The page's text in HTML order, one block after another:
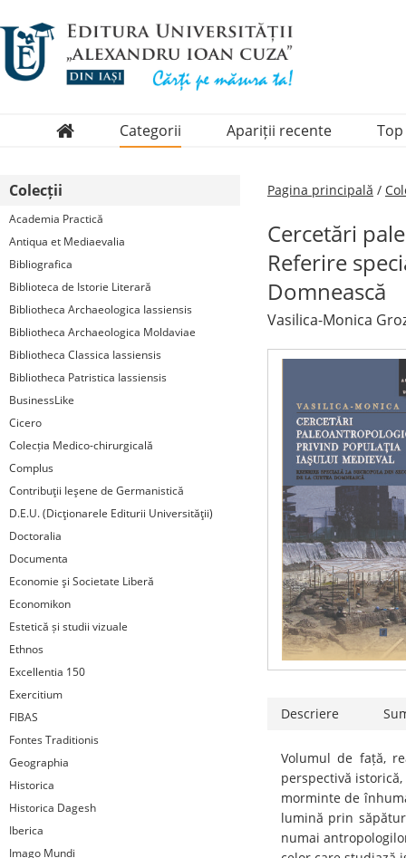
Categorii Apariții recente Top
Colecții
Academia Practică
Antiqua et Mediaevalia
Bibliografica
Biblioteca de Istorie Literară
Bibliotheca Archaeologica Iassiensis
Bibliotheca Archaeologica Moldaviae
Bibliotheca Classica Iassiensis
Bibliotheca Patristica Iassiensis
BusinessLike
Cicero
Colecția Medico-chirurgicală
Complus
Contribuţii Ieşene de Germanistică
D.E.U. (Dicţionarele Editurii Universităţii)
Doctoralia
Documenta
Economie şi Societate Liberă
Economikon
Estetică și studii vizuale
Ethnos
Excellentia 150
Exercitium
FIBAS
Fontes Traditionis
Geographia
Historica
Historica Dagesh
Iberica
Imago Mundi
Pagina principală /
Cercetări
Referire
Domnească
Vasilica-Monica
Descriere
Volumul de față,
perspectivă
morminte de
lumină prin
numai